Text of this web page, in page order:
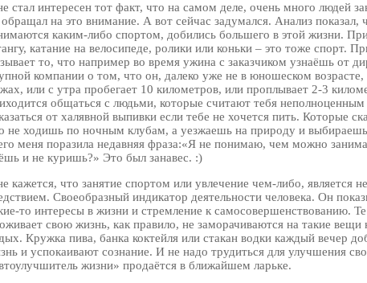
стал интересен тот факт, что на самом деле, очень много людей
на это внимание. А вот сейчас задумался. Анализ показал,
каким-либо спортом, добились большего в этой жизни.
катание на велосипеде, ролики или коньки – это тоже спорт.
то, что например во время ужина с заказчиком узнаёшь от
компании о том, что он, далеко уже не в юношеском возрасте,
или с утра пробегает 10 километров, или проплывает 2-3
общаться с людьми, которые считают тебя
от халявной выпивки если тебе не хочется пить. Которые
не ходишь по ночным клубам, а уезжаешь на природу и
меня поразила недавняя фраза:«Я не понимаю, чем можно
и не куришь?» Это был занавес. :)
кажется, что занятие спортом или увлечение чем-либо, является
Своеобразный индикатор деятельности человека. Он
то интересы в жизни и стремление к самосовершенствованию.
свою жизнь, как правило, не заморачиваются на такие вещи
Кружка пива, банка коктейля или стакан водки каждый вечер
и успокаивают сознание. И не надо трудиться для улучшения
жизни» продаётся в ближайшем ларьке.